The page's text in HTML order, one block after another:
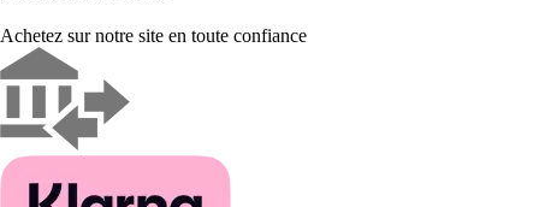
Achetez sur notre site en toute confiance